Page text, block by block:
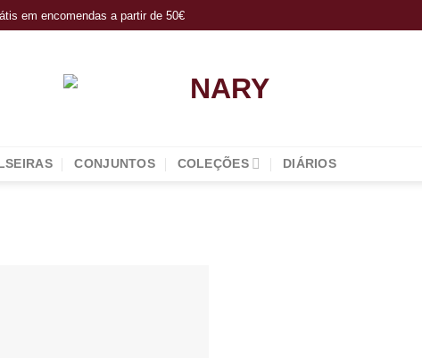
em encomendas a partir de 50€
CONJUNTOS COLEÇÕES DIÁRIOS